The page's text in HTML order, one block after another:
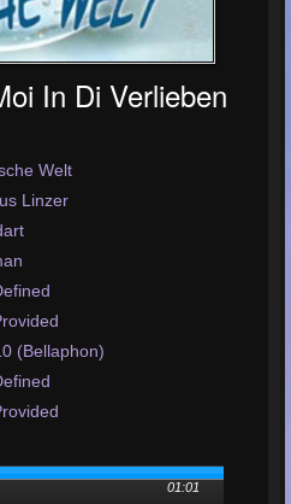
In Di Verlieben
Welt
Linzer
(Bellaphon)
2010
01:01